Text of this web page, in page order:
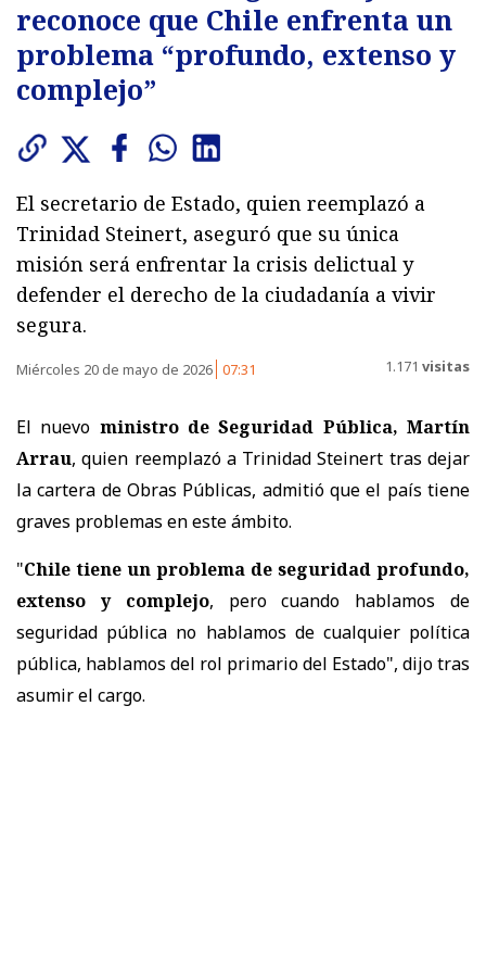
reconoce que Chile enfrenta un
problema “profundo, extenso y
complejo”
El secretario de Estado, quien reemplazó a
Trinidad Steinert, aseguró que su única
misión será enfrentar la crisis delictual y
defender el derecho de la ciudadanía a vivir
segura.
Miércoles 20 de mayo de 2026 07:31 1.171 visitas
El nuevo ministro de Seguridad Pública, Martín
Arrau, quien reemplazó a Trinidad Steinert tras dejar
la cartera de Obras Públicas, admitió que el país tiene
graves problemas en este ámbito.
"Chile tiene un problema de seguridad profundo,
extenso y complejo, pero cuando hablamos de
seguridad pública no hablamos de cualquier política
pública, hablamos del rol primario del Estado", dijo tras
asumir el cargo.